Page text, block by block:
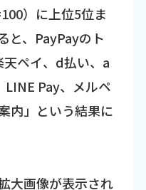
）に上位5位ま
と、PayPayのト
天ペイ、d払い、a
LINE Pay、メルペ
内」という結果に
大画像が表示され